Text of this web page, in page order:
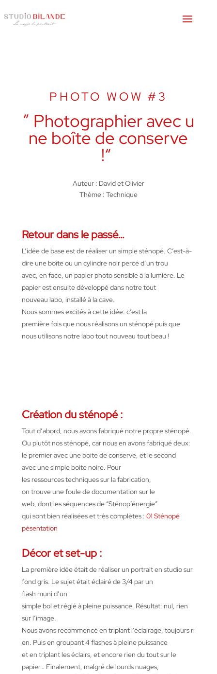
PHOTO WOW #3
” Photographieravec u
ne boîte de conserve
!“
Auteur : David et Olivier
Thème : Technique
Retour dans le passé…
L’idéede baseestde réaliserun simplesténopé. C’est-à-
direune boîteou un cylindre noir percéd’un trou
avec, en face, un papier photo sensible à la lumière. Le
papierestensuitedéveloppédans notretout
nouveau labo, installéà la cave.
Noussommesexcitésàcette idée: c’est la
premièrefoisque nous réalisonsun sténopé puisque
nousutilisons notre labo tout nouveau tout beau !
Création du sténopé :
Toutd’abord, nousavonsfabriqué notre propresténopé.
Ou plutôt nossténopé, car nousen avonsfabriquédeux:
le premier avecune boitede conserve, et le second
avecunesimple boite noire. Pour
les ressourcestechniques sur la fabrication,
on trouveunefoule de documentation sur le
web, dont lesséquencesde “Sténop’énergie”
qui sont bien réaliséeset trèscomplètes : 01 Sténopé
pésentation
Décor et set-up :
La première idéeétaitde réaliserun portraiten studio sur
fond gris. Lesujetétaitéclairéde 3/4 par un
flash muni d’un
simple bol et régléà pleine puissance. Résultat: nul, rien
sur l’image.
Nousavons recommencéen triplant l’éclairage, toujours ri
en. Puisen groupant4 flashes à pleine puissance
eten triplant les éclairs, et encore rien du tout sur le
papier… Finalement, malgré de lourds nuages,